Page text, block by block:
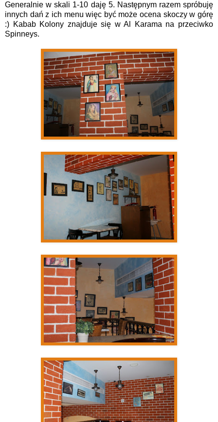
Generalnie w skali 1-10 daję 5. Następnym razem spróbuję
innych dań z ich menu więc być może ocena skoczy w górę
:) Kabab Kolony znajduje się w Al Karama na przeciwko
Spinneys.